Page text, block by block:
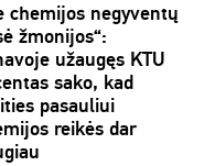
chemijos negyventų
žmonijos“:
užaugęs KTU
sako, kad
pasauliui
reikės dar